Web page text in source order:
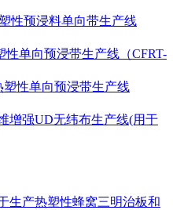
性预浸料单向带生产线
性单向预浸带生产线（CFRT-
塑性单向预浸带生产线
增强UD无纬布生产线(用于
生产热塑性蜂窝三明治板和